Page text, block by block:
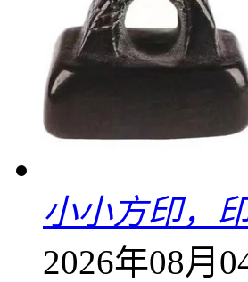
小小方印，
2026年08月